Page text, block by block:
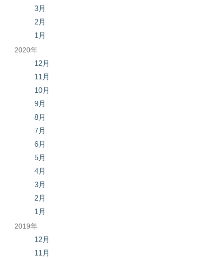
3月
2月
1月
2020年
12月
11月
10月
9月
8月
7月
6月
5月
4月
3月
2月
1月
2019年
12月
11月